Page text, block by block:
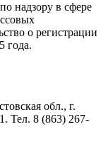
надзору в сфере
о регистрации
года.
обл., г.
Тел. 8 (863) 267-